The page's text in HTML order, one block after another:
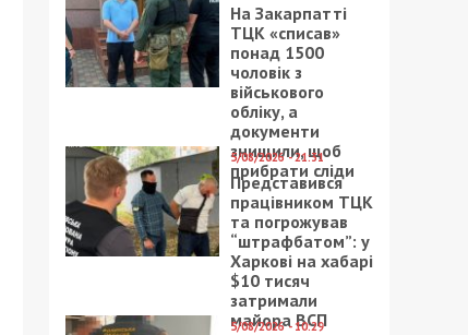
На Закарпатті
ТЦК «списав»
понад 1500
чоловік з
військового
обліку, а
документи
знищили, щоб
прибрати сліди
5/08/2026 - 21:31
Представився
працівником ТЦК
та погрожував
“штрафбатом”: у
Харкові на хабарі
$10 тисяч
затримали
майора ВСП
5/08/2026 - 10:29